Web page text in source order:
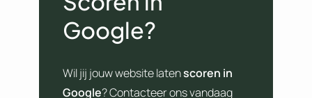
Google?
Wil jij jouw website latenscoren in
Google? Contacteer ons vandaag